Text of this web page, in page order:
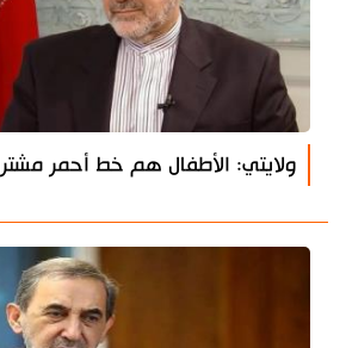
ولايتي: الأطفال هم خط أحمر